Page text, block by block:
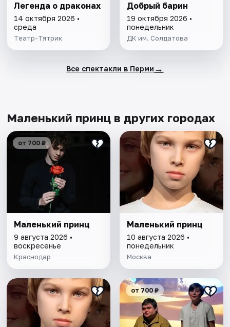
Легенда о драконах
14 октября 2026 •
среда
Театр-Тятрик
Добрый барин
19 октября 2026 •
понедельник
ДК им. Солдатова
Все спектакли в Перми →
Маленький принц в других городах
от 700 ₽
Маленький принц
9 августа 2026 •
воскресенье
Краснодар
Маленький принц
10 августа 2026 •
понедельник
Москва
от 700 ₽